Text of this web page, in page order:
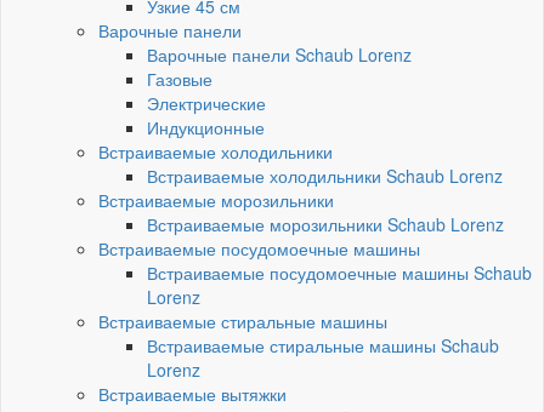
Узкие 45 см
Варочные панели
Варочные панели Schaub Lorenz
Газовые
Электрические
Индукционные
Встраиваемые холодильники
Встраиваемые холодильники Schaub Lorenz
Встраиваемые морозильники
Встраиваемые морозильники Schaub Lorenz
Встраиваемые посудомоечные машины
Встраиваемые посудомоечные машины Schaub
Lorenz
Встраиваемые стиральные машины
Встраиваемые стиральные машины Schaub
Lorenz
Встраиваемые вытяжки